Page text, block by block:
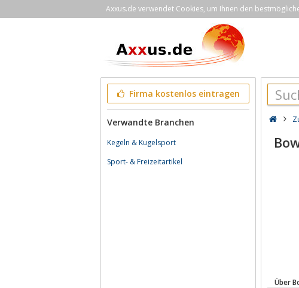
Axxus.de verwendet Cookies, um Ihnen den
Firma kostenlos eintragen
Verwandte Branchen
Kegeln & Kugelsport
Sport- & Freizeitartikel
Über